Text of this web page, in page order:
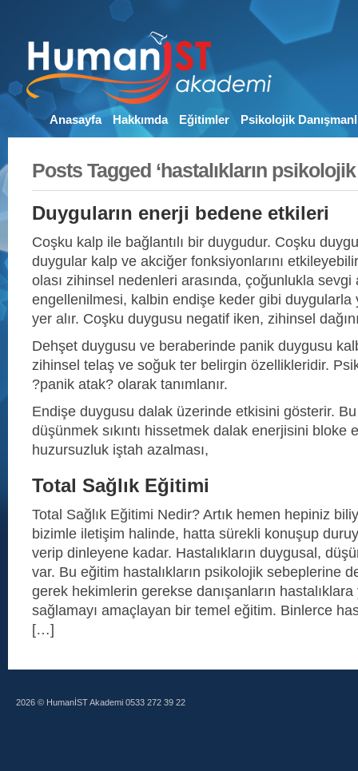
Anasayfa Hakkımda Eğitimler Psikolojik
Posts Tagged ‘hastalıkların
Duyguların enerji bedene etkileri
Coşku kalp ile bağlantılı bir duygudur. Coşku
duygular kalp ve akciğer fonksiyonlarını
olası zihinsel nedenleri arasında, çoğunlukla sevgi
engellenilmesi, kalbin endişe keder gibi duygularla
yer alır. Coşku duygusu negatif iken, zihinsel
Dehşet duygusu ve beraberinde panik duygusu
zihinsel telaş ve soğuk ter belirgin özellikleridir.
?panik atak? olarak tanımlanır.
Endişe duygusu dalak üzerinde etkisini gösterir. Bu
düşünmek sıkıntı hissetmek dalak enerjisini bloke
huzursuzluk iştah azalması,
Total Sağlık Eğitimi
Total Sağlık Eğitimi Nedir? Artık hemen hepiniz
bizimle iletişim halinde, hatta sürekli konuşup
verip dinleyene kadar. Hastalıkların duygusal,
var. Bu eğitim hastalıkların psikolojik sebeplerine
gerek hekimlerin gerekse danışanların hastalıklara
sağlamayı amaçlayan bir temel eğitim. Binlerce
[…]
2026 © HumanİST Akademi 0533 272 39 22